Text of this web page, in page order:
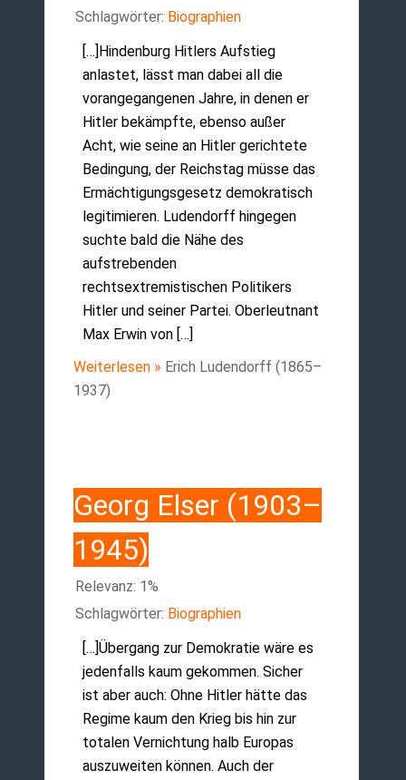
Schlagwörter: Biographien
[…]Hindenburg Hitlers Aufstieg
anlastet, lässt man dabei all die
vorangegangenen Jahre, in denen er
Hitler bekämpfte, ebenso außer
Acht, wie seine an Hitler gerichtete
Bedingung, der Reichstag müsse das
Ermächtigungsgesetz demokratisch
legitimieren. Ludendorff hingegen
suchte bald die Nähe des
aufstrebenden
rechtsextremistischen Politikers
Hitler und seiner Partei. Oberleutnant
Max Erwin von […]
Weiterlesen » Erich Ludendorff (1865–
1937)
Georg Elser (1903–
1945)
Relevanz: 1%
Schlagwörter: Biographien
[…]Übergang zur Demokratie wäre es
jedenfalls kaum gekommen. Sicher
ist aber auch: Ohne Hitler hätte das
Regime kaum den Krieg bis hin zur
totalen Vernichtung halb Europas
auszuweiten können. Auch der